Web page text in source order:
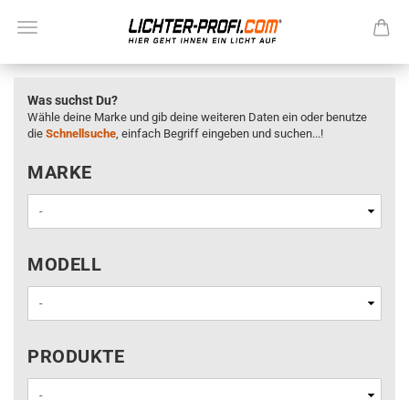
Was suchst Du?
Wähle deine Marke und gib deine weiteren Daten ein oder benutze
die Schnellsuche, einfach Begriff eingeben und suchen...!
MARKE
MARKE
MODELL
MODELL
PRODUKTE
PRODUKTE